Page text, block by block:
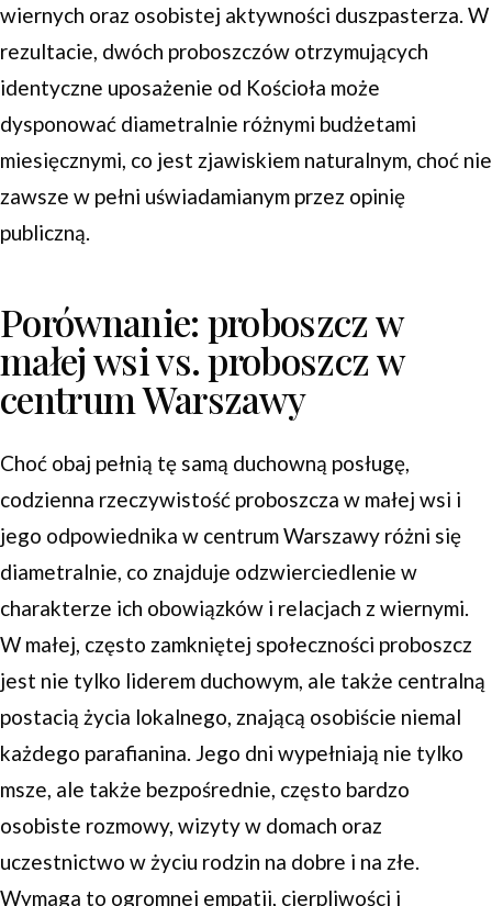
wiernych oraz osobistej aktywności duszpasterza. W
rezultacie, dwóch proboszczów otrzymujących
identyczne uposażenie od Kościoła może
dysponować diametralnie różnymi budżetami
miesięcznymi, co jest zjawiskiem naturalnym, choć nie
zawsze w pełni uświadamianym przez opinię
publiczną.
Porównanie: proboszcz w
małej wsi vs. proboszcz w
centrum Warszawy
Choć obaj pełnią tę samą duchowną posługę,
codzienna rzeczywistość proboszcza w małej wsi i
jego odpowiednika w centrum Warszawy różni się
diametralnie, co znajduje odzwierciedlenie w
charakterze ich obowiązków i relacjach z wiernymi.
W małej, często zamkniętej społeczności proboszcz
jest nie tylko liderem duchowym, ale także centralną
postacią życia lokalnego, znającą osobiście niemal
każdego parafianina. Jego dni wypełniają nie tylko
msze, ale także bezpośrednie, często bardzo
osobiste rozmowy, wizyty w domach oraz
uczestnictwo w życiu rodzin na dobre i na złe.
Wymaga to ogromnej empatii, cierpliwości i